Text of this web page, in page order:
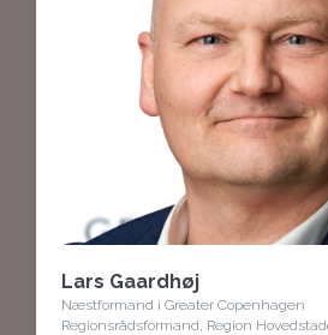
Lars Gaardhøj
Næstformand i Greater Copenhagen
Regionsrådsformand, Region